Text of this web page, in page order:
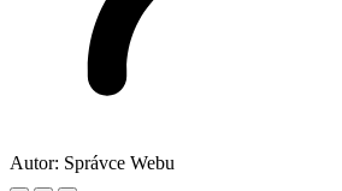
Autor: Správce Webu